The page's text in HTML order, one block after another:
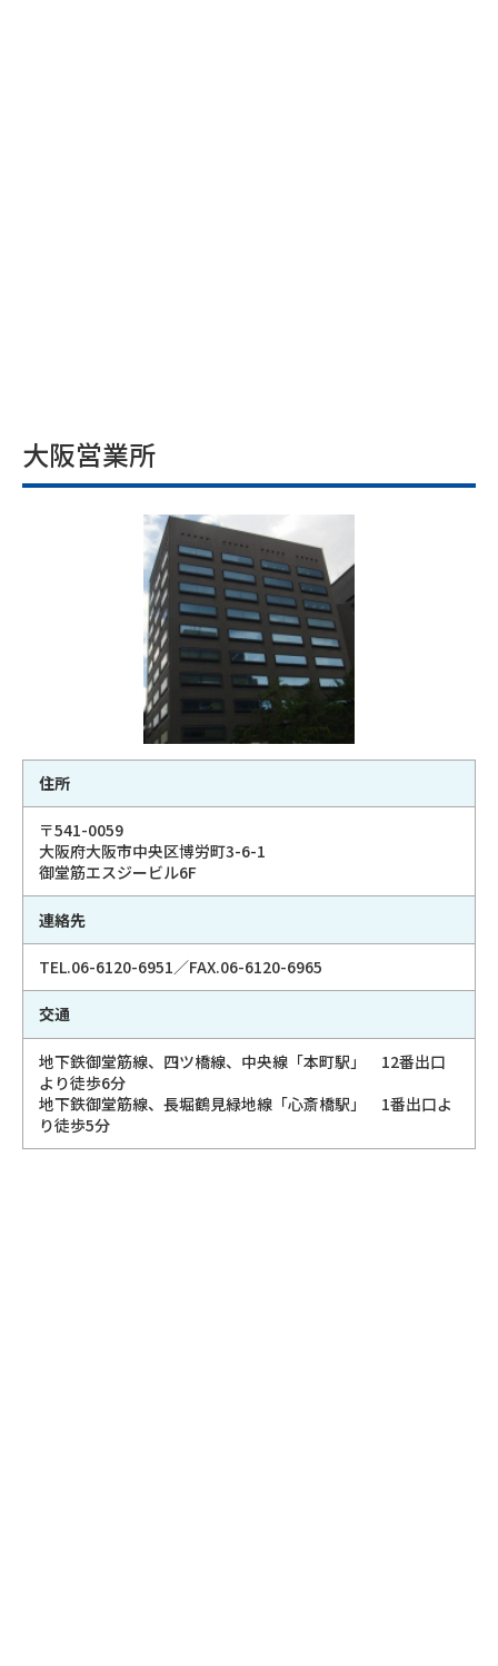
大阪営業所
住所
〒541-0059
大阪府大阪市中央区博労町3-6-1
御堂筋エスジービル6F
連絡先
TEL.06-6120-6951／FAX.06-6120-6965
交通
地下鉄御堂筋線、四ツ橋線、中央線「本町駅」 12番出口
より徒歩6分
地下鉄御堂筋線、長堀鶴見緑地線「心斎橋駅」 1番出口よ
り徒歩5分